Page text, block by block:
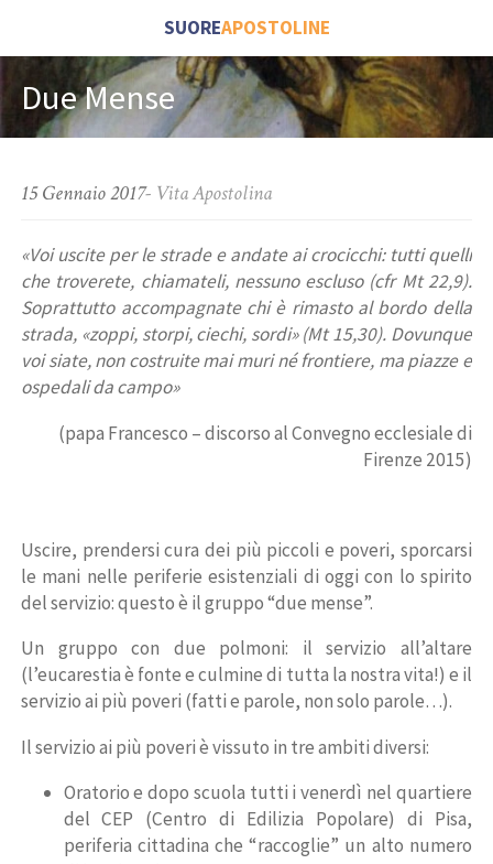
SUOREAPOSTOLINE
Due Mense
15 Gennaio 2017- Vita Apostolina
«Voi uscite per le strade e andate ai crocicchi: tutti quelli
che troverete, chiamateli, nessuno escluso (cfr Mt 22,9).
Soprattutto accompagnate chi è rimasto al bordo della
strada, «zoppi, storpi, ciechi, sordi» (Mt 15,30). Dovunque
voi siate, non costruite mai muri né frontiere, ma piazze e
ospedali da campo»
(papa Francesco – discorso al Convegno ecclesiale di
Firenze 2015)
Uscire, prendersi cura dei più piccoli e poveri, sporcarsi
le mani nelle periferie esistenziali di oggi con lo spirito
del servizio: questo è il gruppo “due mense”.
Un gruppo con due polmoni: il servizio all’altare
(l’eucarestia è fonte e culmine di tutta la nostra vita!) e il
servizio ai più poveri (fatti e parole, non solo parole…).
Il servizio ai più poveri è vissuto in tre ambiti diversi:
Oratorio e dopo scuola tutti i venerdì nel quartiere
del CEP (Centro di Edilizia Popolare) di Pisa,
periferia cittadina che “raccoglie” un alto numero